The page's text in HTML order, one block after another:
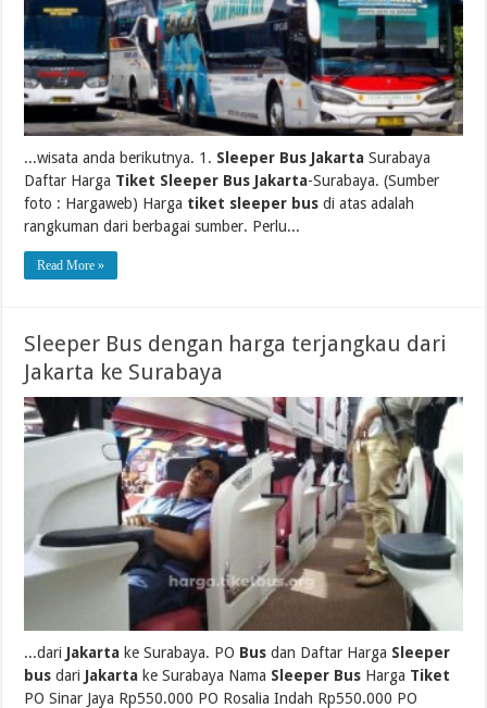
...wisata anda berikutnya. 1. Sleeper Bus Jakarta Surabaya
Daftar Harga Tiket Sleeper Bus Jakarta-Surabaya. (Sumber
foto : Hargaweb) Harga tiket sleeper bus di atas adalah
rangkuman dari berbagai sumber. Perlu...
Read More »
Sleeper Bus dengan harga terjangkau dari
Jakarta ke Surabaya
...dari Jakarta ke Surabaya. PO Bus dan Daftar Harga Sleeper
bus dari Jakarta ke Surabaya Nama Sleeper Bus Harga Tiket
PO Sinar Jaya Rp550.000 PO Rosalia Indah Rp550.000 PO